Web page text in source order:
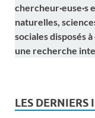
chercheur·euse·s
naturelles,
sociales disposés
une recherche
LES DERNIERS